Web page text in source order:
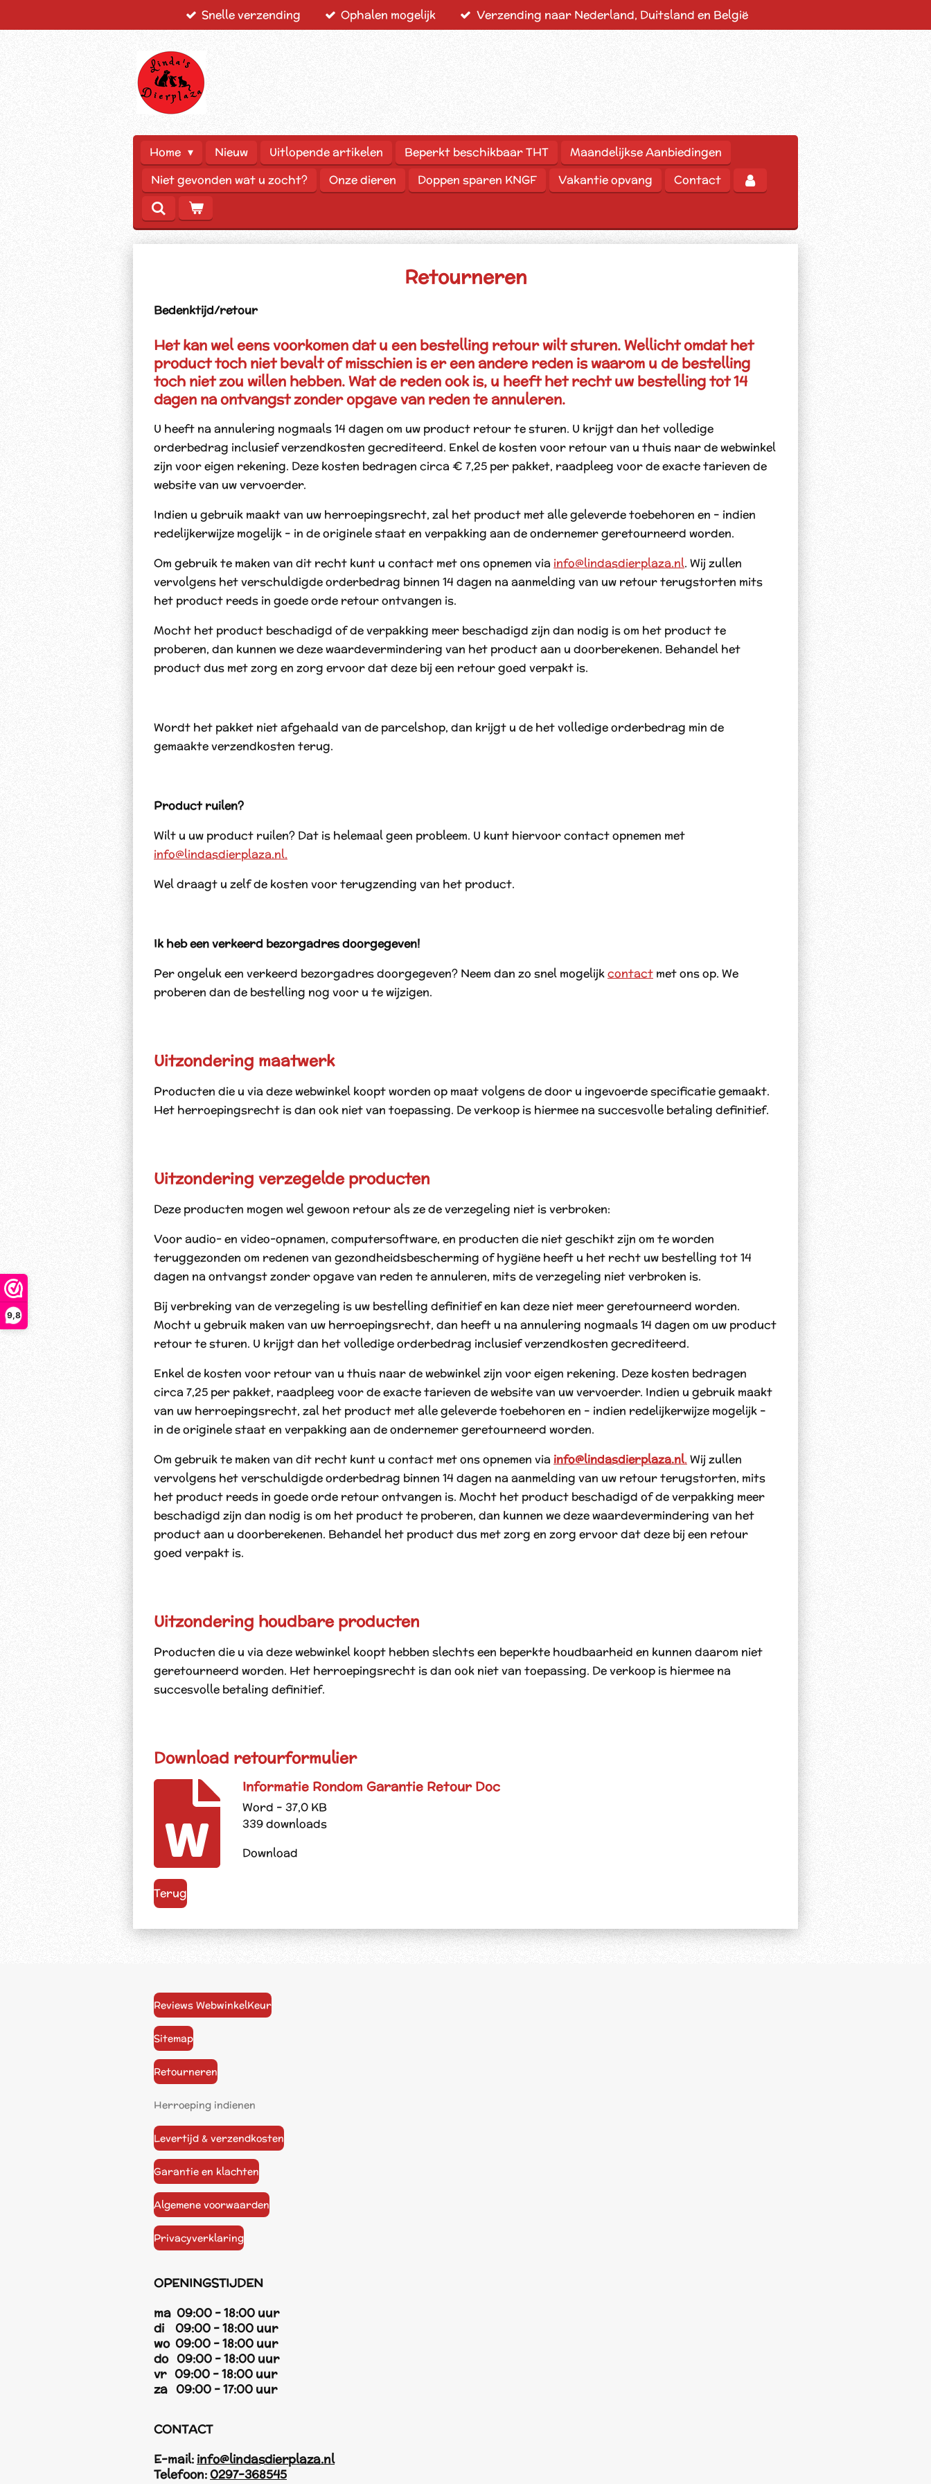
9,8
Snelle verzending Ophalen mogelijk Verzending naar Nederland, Duitsland en België
Home Nieuw Uitlopende artikelen Beperkt beschikbaar THT
Maandelijkse Aanbiedingen
Niet gevonden wat u zocht?
Onze dieren Doppen sparen KNGF Vakantie opvang Contact
Retourneren
Bedenktijd/retour
Het kan wel eens voorkomen dat u een bestelling retour wilt sturen. Wellicht omdat het
product toch niet bevalt of misschien is er een andere reden is waarom u de bestelling
toch niet zou willen hebben. Wat de reden ook is, u heeft het recht uw bestelling tot 14
dagen na ontvangst zonder opgave van reden te annuleren.
U heeft na annulering nogmaals 14 dagen om uw product retour te sturen. U krijgt dan het volledige
orderbedrag inclusief verzendkosten gecrediteerd. Enkel de kosten voor retour van u thuis naar de webwinkel
zijn voor eigen rekening. Deze kosten bedragen circa € 7,25 per pakket, raadpleeg voor de exacte tarieven de
website van uw vervoerder.
Indien u gebruik maakt van uw herroepingsrecht, zal het product met alle geleverde toebehoren en – indien
redelijkerwijze mogelijk – in de originele staat en verpakking aan de ondernemer geretourneerd worden.
Om gebruik te maken van dit recht kunt u contact met ons opnemen via info@lindasdierplaza.nl. Wij zullen
vervolgens het verschuldigde orderbedrag binnen 14 dagen na aanmelding van uw retour terugstorten mits
het product reeds in goede orde retour ontvangen is.
Mocht het product beschadigd of de verpakking meer beschadigd zijn dan nodig is om het product te
proberen, dan kunnen we deze waardevermindering van het product aan u doorberekenen. Behandel het
product dus met zorg en zorg ervoor dat deze bij een retour goed verpakt is.
Wordt het pakket niet afgehaald van de parcelshop, dan krijgt u de het volledige orderbedrag min de
gemaakte verzendkosten terug.
Product ruilen?
Wilt u uw product ruilen? Dat is helemaal geen probleem. U kunt hiervoor contact opnemen met
info@lindasdierplaza.nl.
Wel draagt u zelf de kosten voor terugzending van het product.
Ik heb een verkeerd bezorgadres doorgegeven!
Per ongeluk een verkeerd bezorgadres doorgegeven? Neem dan zo snel mogelijkcontact met ons op. We
proberen dan de bestelling nog voor u te wijzigen.
Uitzondering maatwerk
Producten die u via deze webwinkel koopt worden op maat volgens de door u ingevoerde specificatie gemaakt.
Het herroepingsrecht is dan ook niet van toepassing. De verkoop is hiermee na succesvolle betaling definitief.
Uitzondering verzegelde producten
Deze producten mogen wel gewoon retour als ze de verzegeling niet is verbroken:
Voor audio- en video-opnamen, computersoftware, en producten die niet geschikt zijn om te worden
teruggezonden om redenen van gezondheidsbescherming of hygiëne heeft u het recht uw bestelling tot 14
dagen na ontvangst zonder opgave van reden te annuleren, mits de verzegeling niet verbroken is.
Bij verbreking van de verzegeling is uw bestelling definitief en kan deze niet meer geretourneerd worden.
Mocht u gebruik maken van uw herroepingsrecht, dan heeft u na annulering nogmaals 14 dagen om uw product
retour te sturen. U krijgt dan het volledige orderbedrag inclusief verzendkosten gecrediteerd.
Enkel de kosten voor retour van u thuis naar de webwinkel zijn voor eigen rekening. Deze kosten bedragen
circa 7,25 per pakket, raadpleeg voor de exacte tarieven de website van uw vervoerder. Indien u gebruik maakt
van uw herroepingsrecht, zal het product met alle geleverde toebehoren en – indien redelijkerwijze mogelijk –
in de originele staat en verpakking aan de ondernemer geretourneerd worden.
Om gebruik te maken van dit recht kunt u contact met ons opnemen via info@lindasdierplaza.nl. Wij zullen
vervolgens het verschuldigde orderbedrag binnen 14 dagen na aanmelding van uw retour terugstorten, mits
het product reeds in goede orde retour ontvangen is. Mocht het product beschadigd of de verpakking meer
beschadigd zijn dan nodig is om het product te proberen, dan kunnen we deze waardevermindering van het
product aan u doorberekenen. Behandel het product dus met zorg en zorg ervoor dat deze bij een retour
goed verpakt is.
Uitzondering houdbare producten
Producten die u via deze webwinkel koopt hebben slechts een beperkte houdbaarheid en kunnen daarom niet
geretourneerd worden. Het herroepingsrecht is dan ook niet van toepassing. De verkoop is hiermee na
succesvolle betaling definitief.
Download retourformulier
Informatie Rondom Garantie Retour Doc
Word – 37,0 KB
339 downloads
Download
Terug
Reviews WebwinkelKeur
Sitemap
Retourneren
Herroeping indienen
Levertijd & verzendkosten
Garantie en klachten
Algemene voorwaarden
Privacyverklaring
OPENINGSTIJDEN
ma 09:00 - 18:00 uur
di 09:00 - 18:00 uur
wo 09:00 - 18:00 uur
do 09:00 - 18:00 uur
vr 09:00 - 18:00 uur
za 09:00 - 17:00 uur
CONTACT
E-mail: info@lindasdierplaza.nl
Telefoon:0297-368545